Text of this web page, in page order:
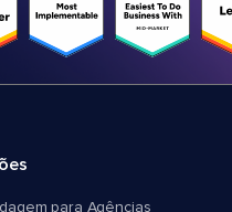
para Agências